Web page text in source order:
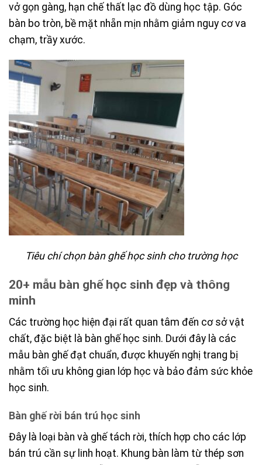
vở gọn gàng, hạn chế thất lạc đồ dùng học tập. Góc
bàn bo tròn, bề mặt nhẵn mịn nhằm giảm nguy cơ va
chạm, trầy xước.
Tiêu chí chọn bàn ghế học sinh cho trường học
20+ mẫu bàn ghế học sinh đẹp và thông
minh
Các trường học hiện đại rất quan tâm đến cơ sở vật
chất, đặc biệt là bàn ghế học sinh. Dưới đây là các
mẫu bàn ghế đạt chuẩn, được khuyến nghị trang bị
nhằm tối ưu không gian lớp học và bảo đảm sức khỏe
học sinh.
Bàn ghế rời bán trú học sinh
Đây là loại bàn và ghế tách rời, thích hợp cho các lớp
bán trú cần sự linh hoạt. Khung bàn làm từ thép sơn